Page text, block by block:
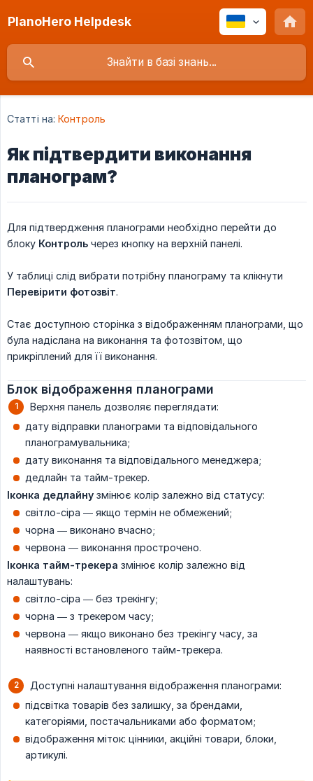
PlanoHero Helpdesk
Статті на: Контроль
Як підтвердити виконання
планограм?
Для підтвердження планограми необхідно перейти до
блоку Контроль через кнопку на верхній панелі.
У таблиці слід вибрати потрібну планограму та клікнути
Перевірити фотозвіт.
Стає доступною сторінка з відображенням планограми, що
була надіслана на виконання та фотозвітом, що
прикріплений для її виконання.
Блок відображення планограми
Верхня панель дозволяє переглядати:
дату відправки планограми та відповідального
планограмувальника;
дату виконання та відповідального менеджера;
дедлайн та тайм-трекер.
Іконка дедлайну змінює колір залежно від статусу:
світло-сіра — якщо термін не обмежений;
чорна — виконано вчасно;
червона — виконання прострочено.
Іконка тайм-трекера змінює колір залежно від
налаштувань:
світло-сіра — без трекінгу;
чорна — з трекером часу;
червона — якщо виконано без трекінгу часу, за
наявності встановленого тайм-трекера.
Доступні налаштування відображення планограми:
підсвітка товарів без залишку, за брендами,
категоріями, постачальниками або форматом;
відображення міток: цінники, акційні товари, блоки,
артикулі.